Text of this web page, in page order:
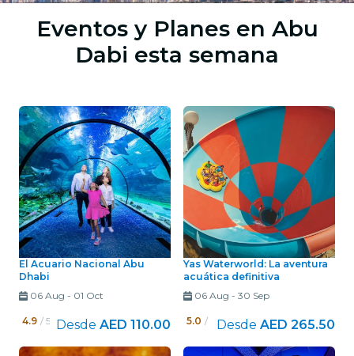
Eventos y Planes en Abu
Dabi esta semana
El Acuario Nacional Abu
Dhabi
06 Aug - 01 Oct
4.9 / 5 Desde AED 110.00
Yas Waterworld: La aventura
acuática definitiva
06 Aug - 30 Sep
5.0 / 5 Desde AED 265.50